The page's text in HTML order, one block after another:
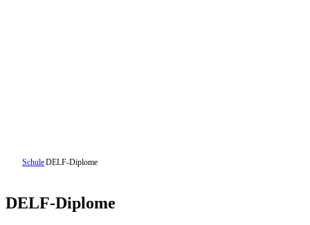
SchuleDELF-Diplome
DELF-Diplome